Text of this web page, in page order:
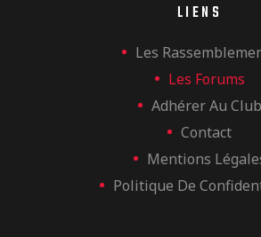
LIENS
Les
Les Forums
Adhérer Au Club
Contact
Mentions
Politique De